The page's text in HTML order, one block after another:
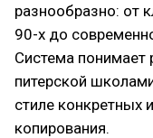
разнообразно: от
90-х до
Система понимает
питерской
стиле конкретных
копирования.